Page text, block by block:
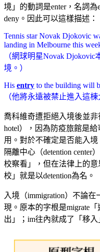
境」的動詞是enter，名詞
deny。因此可以這樣描述：
Tennis star Novak Djokovic
landing in Melbourne this
（網球明星Novak
境。）
His entry to the building will
（他將永遠被禁止進入這棟
喬科維奇遭拒絕入境後並非
hotel），因為防疫旅館是
用。對於不確定是否能入
隔離中心（detention center
校察看」，但在法律上的
校」就是以detention為名。
入境（immigration）不論
現。原本的字根是migrate
出」；im往內就成了「移入